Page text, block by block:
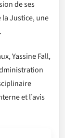
de ses
Justice, une
Yassine Fall,
et l’avis